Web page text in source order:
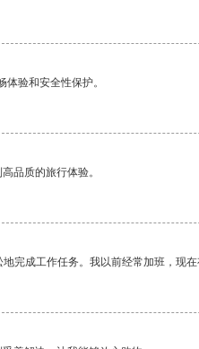
验和安全性保护。
品质的旅行体验。
完成工作任务。我以前经常加班，现